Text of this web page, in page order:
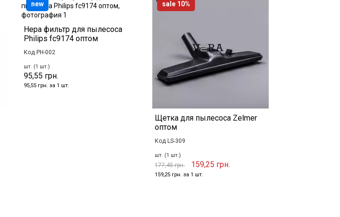
Hepa фильтр для пылесоса
Philips fc9174 оптом
Код PH-002
шт. (1 шт.)
95,55 грн.
95,55 грн. за 1 шт.
new
Щетка для пылесоса Zelmer
оптом
Код LS-309
шт. (1 шт.)
177,45 грн. 159,25 грн.
159,25 грн. за 1 шт.
sale 10%